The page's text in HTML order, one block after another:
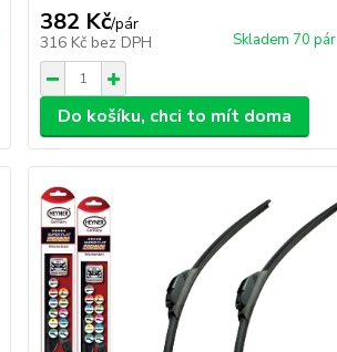
382 Kč/pár
316 Kč bez DPH Skladem 70 pár
Do košíku, chci to mít doma